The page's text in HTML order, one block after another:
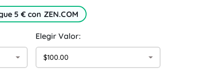
5 € con ZEN.COM
Elegir Valor:
$100.00